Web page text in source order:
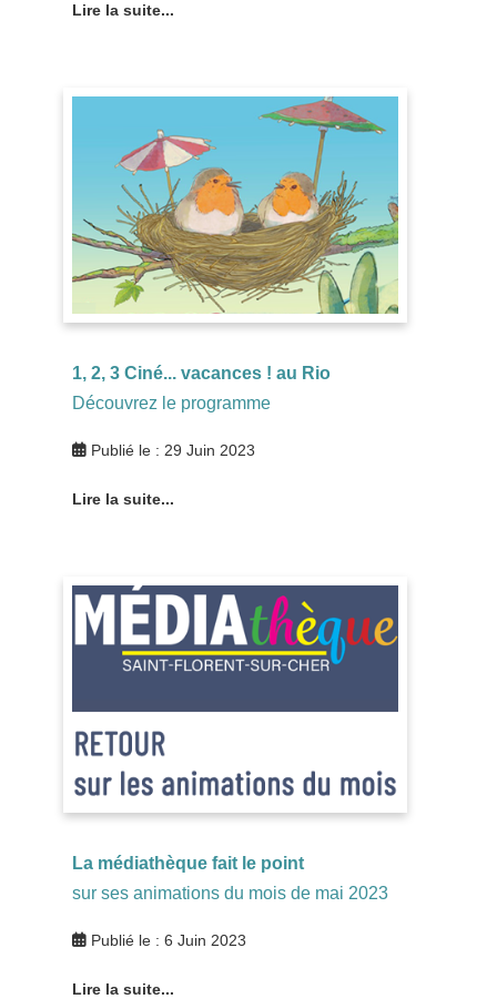
Lire la suite...
1, 2, 3 Ciné... vacances ! au Rio
Découvrez le programme
Publié le : 29 Juin 2023
Lire la suite...
La médiathèque fait le point
sur ses animations du mois de mai 2023
Publié le : 6 Juin 2023
Lire la suite...